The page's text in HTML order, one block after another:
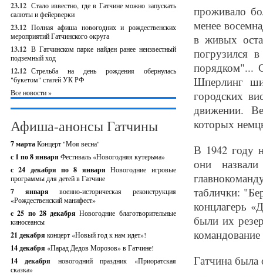
23.12 Стало известно, где в Гатчине можно запускать
салюты и фейерверки
23.12 Полная афиша новогодних и рождественских
мероприятий Гатчинского округа
13.12 В Гатчинском парке найден ранее неизвестный
подземный ход
12.12 Стрельба на день рождения обернулась
"букетом" статей УК РФ
Все новости »
Афиша-анонсы Гатчины
7 мартаКонцерт "Моя весна"
с 1 по 8 января Фестиваль «Новогодняя кутерьма»
с 24 декабря по 8 январяНовогодние игровые
программы для детей в Гатчине
7 январявоенно-историческая реконструкция
«Рождественский манифест»
c 25 по 28 декабряНовогодние благотворительные
киносеансы
21 декабря концерт «Новый год к нам идет»!
14 декабря «Парад Дедов Морозов» в Гатчине!
14 декабря новогодний праздник «Приоратская
сказка»
проживало
менее
в живых
погрузился
порядком"...
Шперлинг
городских
движении.
которых
В 1942 году
они
таблички:
концлагерь
были их
Гатчина была